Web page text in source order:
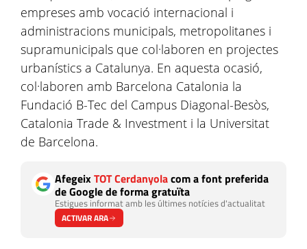
empreses amb vocació internacional i
administracions municipals, metropolitanes i
supramunicipals que col·laboren en projectes
urbanístics a Catalunya. En aquesta ocasió,
col·laboren amb Barcelona Catalonia la
Fundació B-Tec del Campus Diagonal-Besòs,
Catalonia Trade & Investment i la Universitat
de Barcelona.
AfegeixTOT Cerdanyolacom a font preferida
de Google de forma gratuïta
Estigues informat amb les últimes notícies d'actualitat
ACTIVAR ARA